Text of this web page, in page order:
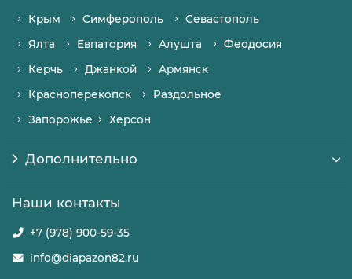
Крым Симферополь
Севастополь
Ялта
Евпатория Алушта
Феодосия
Керчь
Джанкой
Армянск
Красноперекопск
Раздольное
Запорожье
Херсон
Дополнительно
Наши контакты
+7 (978) 900-59-35
info@diapazon82.ru